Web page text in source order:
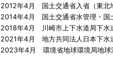
2012年4月 国土交通省入省（東北
2014年4月 国土交通省水管理・国
2018年4月 川崎市上下水道局下水
2021年4月 地方共同法人日本下水
2023年4月 環境省地球環境局地球